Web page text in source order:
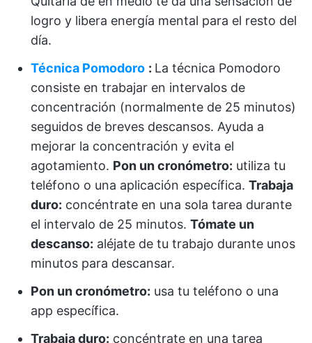
logro y libera energía mental para el resto del
día.
Técnica Pomodoro : La técnica Pomodoro
consiste en trabajar en intervalos de
concentración (normalmente de 25 minutos)
seguidos de breves descansos. Ayuda a
mejorar la concentración y evita el
agotamiento. Pon un cronómetro: utiliza tu
teléfono o una aplicación específica. Trabaja
duro: concéntrate en una sola tarea durante
el intervalo de 25 minutos. Tómate un
descanso: aléjate de tu trabajo durante unos
minutos para descansar.
Pon un cronómetro: usa tu teléfono o una
app específica.
Trabaja duro: concéntrate en una tarea